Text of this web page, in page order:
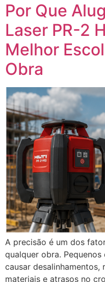
Por Que
Laser PR-2
Melhor
Obra
A precisão é um dos
qualquer obra.
causar
materiais e atrasos no